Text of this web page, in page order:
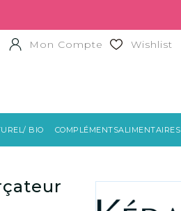
Mon Compte Wishlist
BIO COMPLÉMENTSALIMENTAIRES